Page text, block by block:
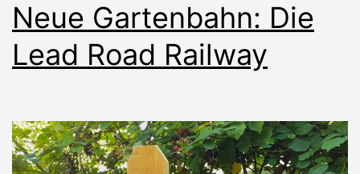
Neue Gartenbahn: Die
Lead Road Railway